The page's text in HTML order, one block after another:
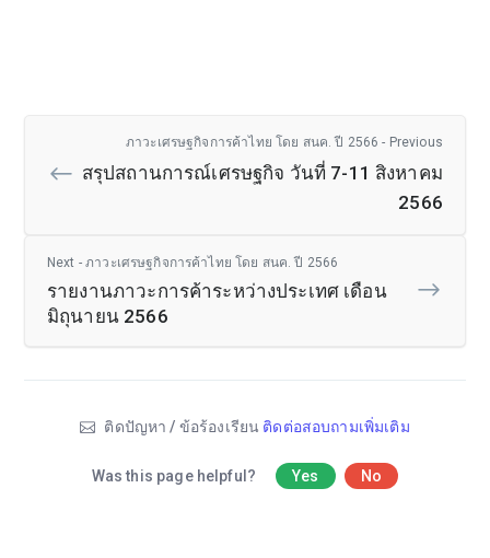
ภาวะเศรษฐกิจการค้าไทย โดย สนค. ปี 2566 - Previous
สรุปสถานการณ์เศรษฐกิจ วันที่ 7-11 สิงหาคม
2566
Next - ภาวะเศรษฐกิจการค้าไทย โดย สนค. ปี 2566
รายงานภาวะการค้าระหว่างประเทศ เดือน
มิถุนายน 2566
ติดปัญหา / ข้อร้องเรียน ติดต่อสอบถามเพิ่มเติม
Was this page helpful? Yes No